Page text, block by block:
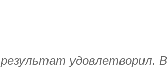
удовлетворил.